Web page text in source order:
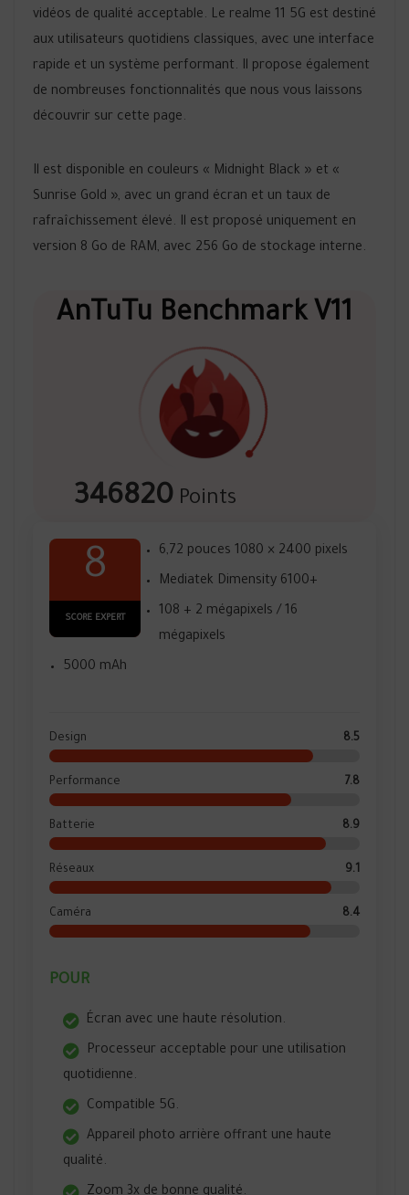
vidéos de qualité acceptable. Le realme 11 5G est destiné
aux utilisateurs quotidiens classiques, avec une interface
rapide et un système performant. Il propose également
de nombreuses fonctionnalités que nous vous laissons
découvrir sur cette page.
Il est disponible en couleurs « Midnight Black » et «
Sunrise Gold », avec un grand écran et un taux de
rafraîchissement élevé. Il est proposé uniquement en
version 8 Go de RAM, avec 256 Go de stockage interne.
AnTuTu Benchmark V11
346820 Points
8
SCORE EXPERT
6,72 pouces 1080 × 2400 pixels
Mediatek Dimensity 6100+
108 + 2 mégapixels / 16
mégapixels
5000 mAh
Design 8.5
Performance 7.8
Batterie 8.9
Réseaux 9.1
Caméra 8.4
POUR
Écran avec une haute résolution.
Processeur acceptable pour une utilisation
quotidienne.
Compatible 5G.
Appareil photo arrière offrant une haute
qualité.